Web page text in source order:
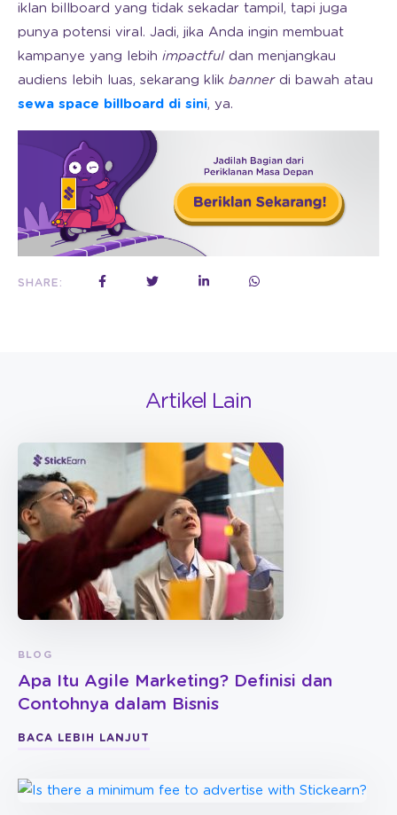
iklan billboard yang tidak sekadar tampil, tapi juga
punya potensi viral. Jadi, jika Anda ingin membuat
kampanye yang lebih impactful dan menjangkau
audiens lebih luas, sekarang klik bannerdi bawah atau
sewa space billboard di sini, ya.
SHARE:
Artikel Lain
BLOG
Apa Itu Agile Marketing? Definisi dan
Contohnya dalam Bisnis
BACA LEBIH LANJUT